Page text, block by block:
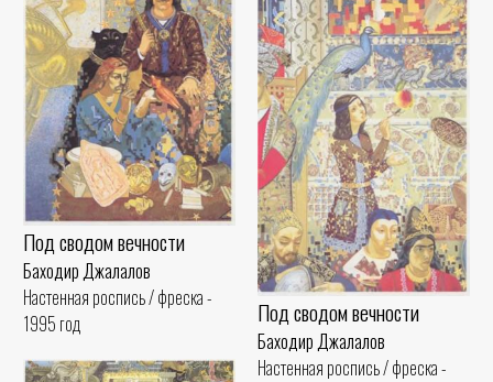
Под сводом вечности
Баходир Джалалов
Настенная роспись / фреска -
1995 год
Под сводом вечности
Баходир Джалалов
Настенная роспись / фреска -